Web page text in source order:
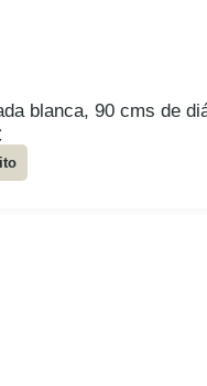
blanca, 90 cms de